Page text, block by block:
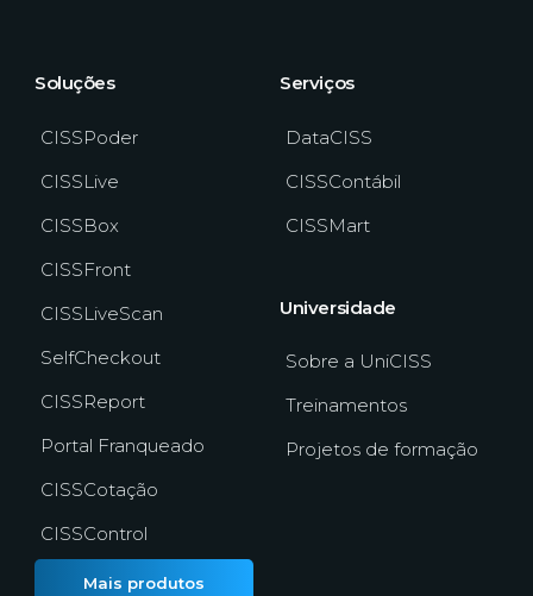
Soluções
CISSPoder
CISSLive
CISSBox
CISSFront
CISSLiveScan
SelfCheckout
CISSReport
Portal Franqueado
CISSCotação
CISSControl
Mais produtos
Serviços
DataCISS
CISSContábil
CISSMart
Universidade
Sobre a UniCISS
Treinamentos
Projetos de formação